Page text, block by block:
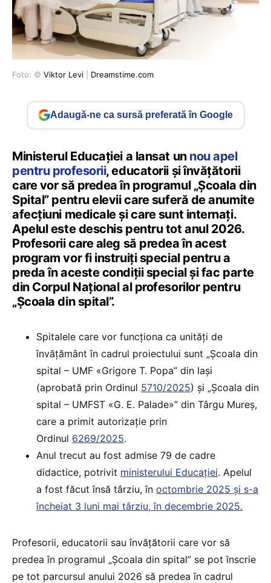
Foto: © Viktor Levi Dreamstime.com
Adaugă-ne ca sursă preferată în Google
Ministerul Educației a lansat un nou apel
pentru profesorii, educatorii și învățătorii
care vor să predea în programul „Școala din
Spital” pentru elevii care suferă de anumite
afecțiuni medicale și care sunt internați.
Apelul este deschis pentru tot anul 2026.
Profesorii care aleg să predea în acest
program vor fi instruiți special pentru a
preda în aceste condiții special și fac parte
din Corpul Naţional al profesorilor pentru
„Şcoala din spital”.
Spitalele care vor funcționa ca unități de
învățământ în cadrul proiectului sunt „Școala din
spital – UMF «Grigore T. Popa” din Iași
(aprobată prin Ordinul 5710/2025) și „Școala din
spital – UMFST «G. E. Palade»” din Târgu Mureș,
care a primit autorizație prin
Ordinul 6269/2025.
Anul trecut au fost admise 79 de cadre
didactice, potrivit ministerului Educației. Apelul
a fost făcut însă târziu, în octombrie 2025 și s-a
încheiat 3 luni mai târziu, în decembrie 2025.
Profesorii, educatorii sau învățătorii care vor să
predea în programul „Școala din spital” se pot înscrie
pe tot parcursul anului 2026 să predea în cadrul